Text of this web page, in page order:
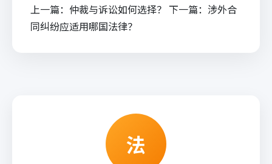
上一篇： 仲裁与诉讼如何选择？ 下一篇： 涉外合
同纠纷应适用哪国法律？
法